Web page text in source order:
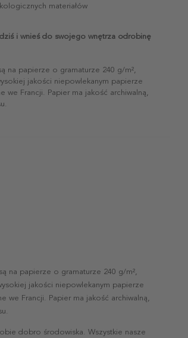
materiałów
i wnieś do swojego wnętrza odrobinę
na papierze o gramaturze 240 g/m²,
jakości niepowlekanym papierze
we Francji. Papier ma jakość archiwalną,
na papierze o gramaturze 240 g/m²,
jakości niepowlekanym papierze
we Francji. Papier ma jakość archiwalną,
dobro środowiska. Wszystkie nasze